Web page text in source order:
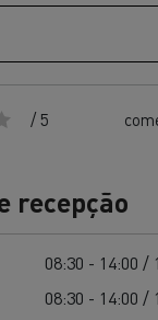
/ 5
recepção
08:30 - 14:00 /
08:30 - 14:00 /